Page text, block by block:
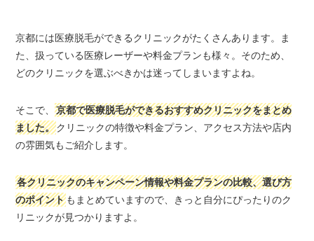
京都には医療脱毛ができるクリニックがたくさんあります。ま
た、扱っている医療レーザーや料金プランも様々。そのため、
どのクリニックを選ぶべきかは迷ってしまいますよね。
そこで、京都で医療脱毛ができるおすすめクリニックをまとめ
ました。クリニックの特徴や料金プラン、アクセス方法や店内
の雰囲気もご紹介します。
各クリニックのキャンペーン情報や料金プランの比較、選び方
のポイント もまとめていますので、きっと自分にぴったりのク
リニックが見つかりますよ。